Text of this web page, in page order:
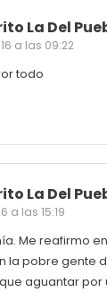
La Del
a las 09:22
todo
La Del
a las 15:19
Me reafirmo
la pobre gente
aguantar por